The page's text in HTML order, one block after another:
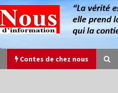
Contes de chez nous